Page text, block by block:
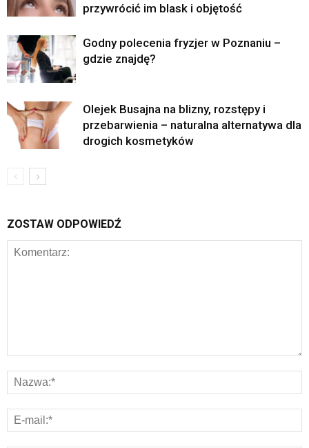
przywrócić im blask i objętość
Godny polecenia fryzjer w Poznaniu –
gdzie znajdę?
Olejek Busajna na blizny, rozstępy i
przebarwienia – naturalna alternatywa dla
drogich kosmetyków
ZOSTAW ODPOWIEDŹ